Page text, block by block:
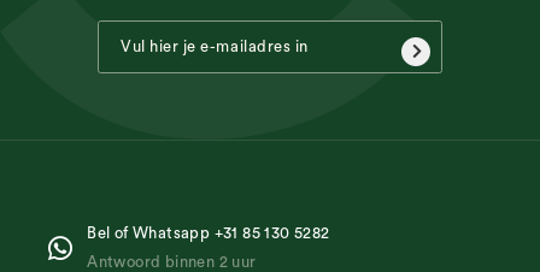
Bel of Whatsapp +31 85 130 5282
Antwoord binnen 2 uur